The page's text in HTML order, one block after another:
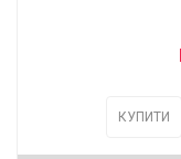
КУПИТИ